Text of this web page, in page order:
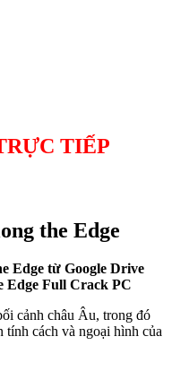
TIẾP
the Edge
Edge từ Google Drive
Edge Full Crack PC
cảnh châu Âu, trong đó
tính cách và ngoại hình của